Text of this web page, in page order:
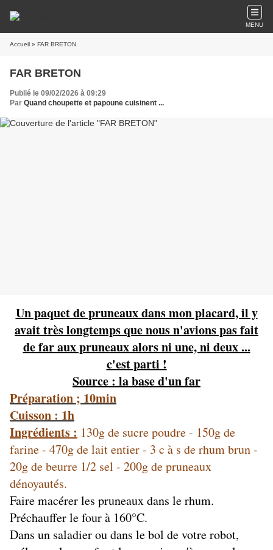
MENU
Accueil » FAR BRETON
FAR BRETON
Publié le 09/02/2026 à 09:29
Par Quand choupette et papoune cuisinent ...
Un paquet de pruneaux dans mon placard, il y
avait très longtemps que nous n'avions pas fait
de far aux pruneaux alors ni une, ni deux ...
c'est parti !
Source : la base d'un far
Préparation ; 10min
Cuisson : 1h
Ingrédients : 130g de sucre poudre - 150g de
farine - 470g de lait entier - 3 c à s de rhum brun -
20g de beurre 1/2 sel - 200g de pruneaux
dénoyautés.
Faire macérer les pruneaux dans le rhum.
Préchauffer le four à 160°C.
Dans un saladier ou dans le bol de votre robot,